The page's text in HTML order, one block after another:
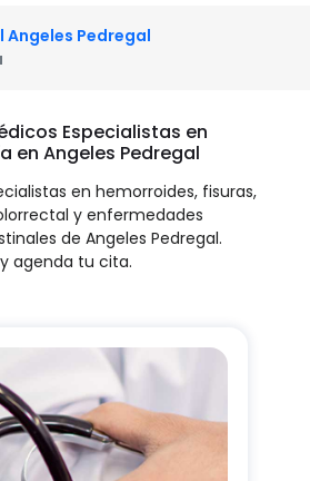
Angeles Pedregal
Especialistas en
en Angeles Pedregal
en hemorroides, fisuras,
y enfermedades
de Angeles Pedregal.
agenda tu cita.